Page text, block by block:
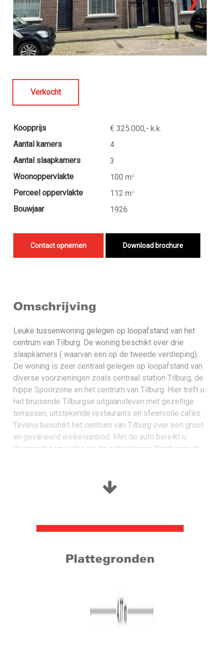
Verkocht
Koopprijs
€ 325.000,- k.k.
Aantal kamers
4
Aantal slaapkamers
3
Woonoppervlakte
100 m 2
Perceel oppervlakte 112 m 2
Bouwjaar 1926
Contact opnemen Download brochure
Omschrijving
Leuke tussenwoning gelegen op loopafstand van het
centrum van Tilburg. De woning beschikt over drie
slaapkamers ( waarvan een op de tweede verdieping).
De woning is zeer centraal gelegen op loopafstand van
diverse voorzieningen zoals centraal station Tilburg, de
hippe Spoorzone en het centrum van Tilburg. Hier treft u
het bruisende Tilburgse uitgaansleven met gezellige
terrassen, uitstekende restaurants en sfeervolle cafés.
Tevens beschikt het centrum van Tilburg over een groot
en gevarieerd winkelaanbod. Met de auto bereikt u
daarnaast eenvoudig via de nabijgelegen Ringbanen de
Om inzicht te geven in de bouwkundige staat van de
visuals aanwezig om een idee te geven van de
Woonoppervlakte: circa 100 m² inclusief 2de verdieping
verdieping onder de woonoppervlakte behoord)
Plattegronden